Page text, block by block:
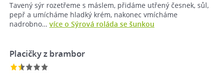
Tavený sýr rozetřeme s máslem, přidáme utřený česnek, sůl,
pepř a umícháme hladký krém, nakonec vmícháme
nadrobno… více o Sýrová roláda se šunkou
Placičky z brambor